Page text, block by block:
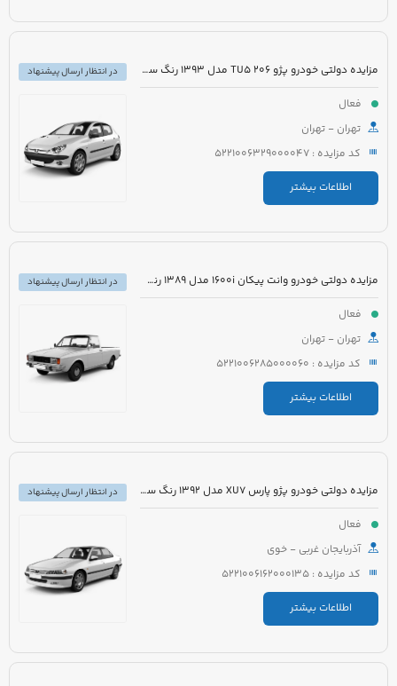
مزایده دولتی خودرو پژو 206 TU5 مدل 1393 رنگ سفید
فعال
تهران - تهران
کد مزایده : 5221006329000047
اطلاعات بیشتر
در انتظار ارسال پیشنهاد
مزایده دولتی خودرو وانت پیکان 1600i مدل 1389 رنگ سفید روغنی
فعال
تهران - تهران
کد مزایده : 5221006285000060
اطلاعات بیشتر
در انتظار ارسال پیشنهاد
مزایده دولتی خودرو پژو پارس XU7 مدل 1392 رنگ سفید
فعال
آذربایجان غربی - خوی
کد مزایده : 5221006162000135
اطلاعات بیشتر
در انتظار ارسال پیشنهاد